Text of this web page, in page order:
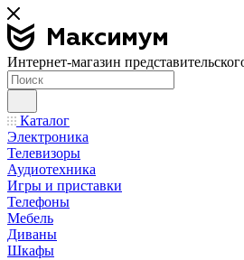
Интернет-магазин
Каталог
Электроника
Телевизоры
Аудиотехника
Игры и приставки
Телефоны
Мебель
Диваны
Шкафы